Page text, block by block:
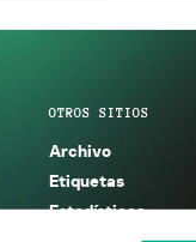
OTROS SITIOS
Archivo
Etiquetas
Estadísticas